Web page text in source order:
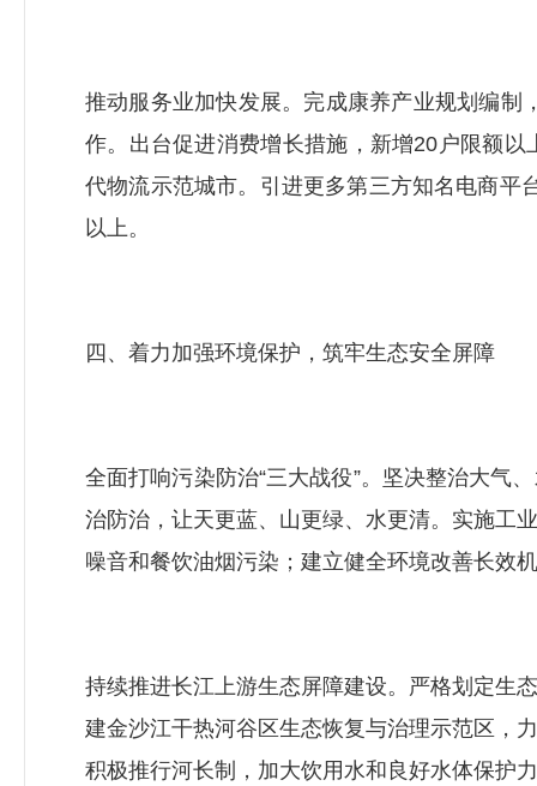
推动服务业加快发展。完成康养产业规划编制
作。出台促进消费增长措施，新增20户限额
代物流示范城市。引进更多第三方知名电商平
以上。
四、着力加强环境保护，筑牢生态安全屏障
全面打响污染防治“三大战役”。坚决整治大气
治防治，让天更蓝、山更绿、水更清。实施工
噪音和餐饮油烟污染；建立健全环境改善长效
持续推进长江上游生态屏障建设。严格划定生
建金沙江干热河谷区生态恢复与治理示范区，
积极推行河长制，加大饮用水和良好水体保护